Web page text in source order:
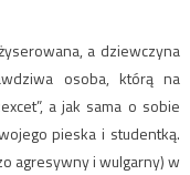
a dziewczyna
osoba, którą na
a jak sama o sobie
pieska i studentką.
agresywny i wulgarny) w